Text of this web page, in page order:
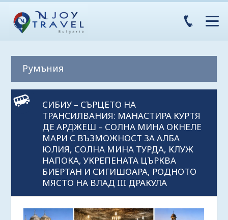
Румъния
СИБИУ – СЪРЦЕТО НА
ТРАНСИЛВАНИЯ: МАНАСТИРА КУРТЯ
ДЕ АРДЖЕШ – СОЛНА МИНА ОКНЕЛЕ
МАРИ С ВЪЗМОЖНОСТ ЗА АЛБА
ЮЛИЯ, СОЛНА МИНА ТУРДА, КЛУЖ
НАПОКА, УКРЕПЕНАТА ЦЪРКВА
БИЕРТАН И СИГИШОАРА, РОДНОТО
МЯСТО НА ВЛАД III ДРАКУЛА